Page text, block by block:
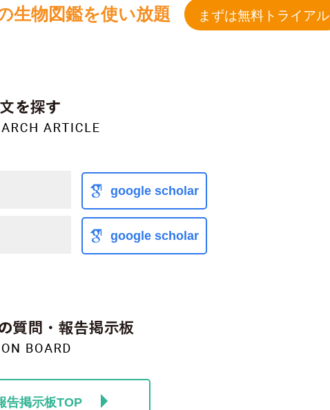
生物図鑑を使い放題 まずは無料トライアル
google scholar
google scholar
告掲示板TOP